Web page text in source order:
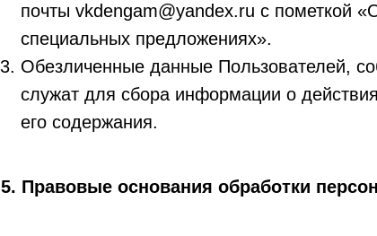
почты vkdengam@yandex.ru с пометкой
специальных предложениях».
Обезличенные данные Пользователей,
служат для сбора информации о
его содержания.
5. Правовые основания обработки